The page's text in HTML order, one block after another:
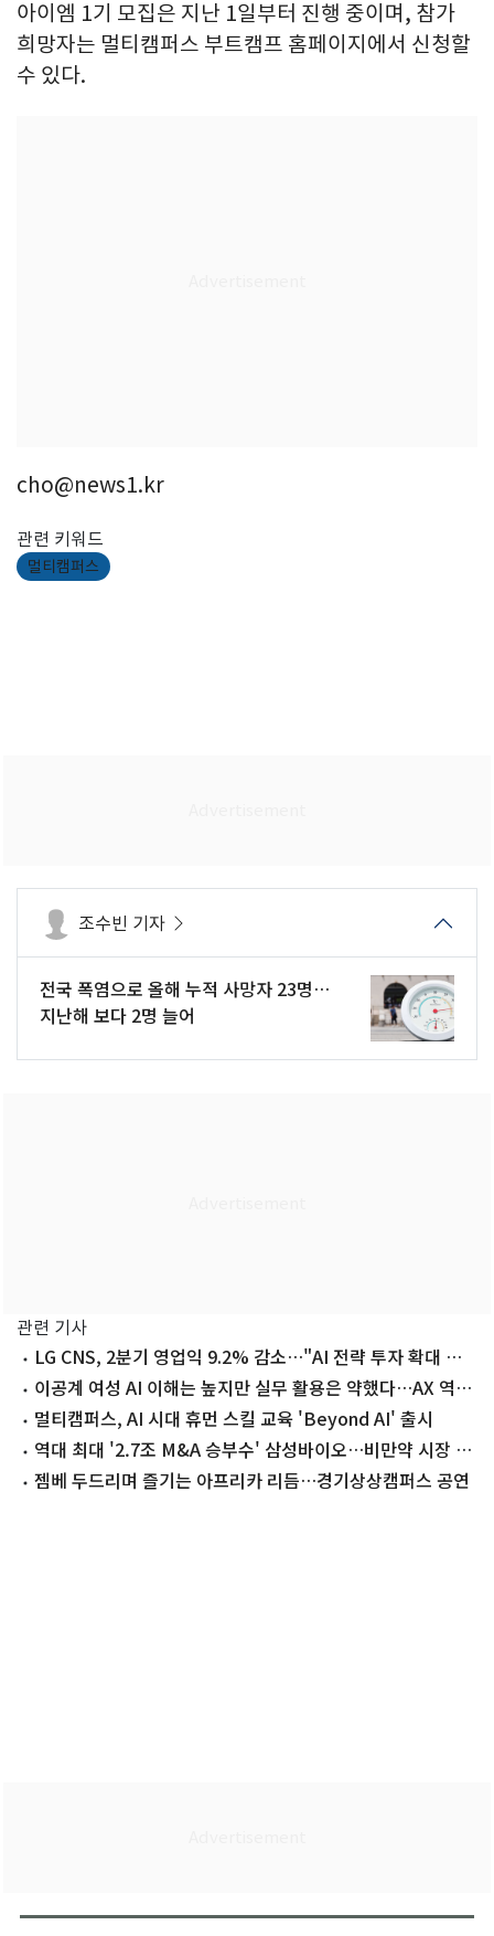
아이엠 1기 모집은 지난 1일부터 진행 중이며, 참가
희망자는 멀티캠퍼스 부트캠프 홈페이지에서 신청할
수 있다.
cho@news1.kr
관련 키워드
멀티캠퍼스
조수빈 기자
전국 폭염으로 올해 누적 사망자 23명…
지난해 보다 2명 늘어
관련 기사
LG CNS, 2분기 영업익 9.2% 감소…"AI 전략 투자 확대 영
향"이공계 여성 AI 이해는 높지만 실무 활용은 약했다…AX 역량
57.8점
멀티캠퍼스, AI 시대 휴먼 스킬 교육 'Beyond AI' 출시
역대 최대 '2.7조 M&A 승부수' 삼성바이오…비만약 시장 잡
는다젬베 두드리며 즐기는 아프리카 리듬…경기상상캠퍼스 공연